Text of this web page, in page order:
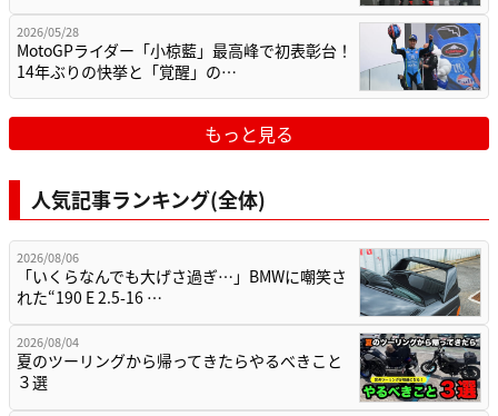
2026/05/28
MotoGPライダー「小椋藍」最高峰で初表彰台！
14年ぶりの快挙と「覚醒」の…
もっと見る
人気記事ランキング(全体)
2026/08/06
「いくらなんでも大げさ過ぎ…」BMWに嘲笑さ
れた“190 E 2.5-16 …
2026/08/04
夏のツーリングから帰ってきたらやるべきこと
３選